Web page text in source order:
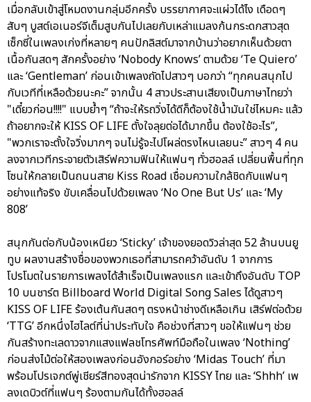
เมื่อกลับเข้าสู่โหมดงานกลุ่มอีกครั้ง บรรยากาศจะแผ่วได้ไง เดือดๆ
สับๆ บูสต์เอเนอร์จีเต็มสูบกันไปเลยกับเหล่าแมลงก้นกระดกสาวสุด
เซ็กซี่ในเพลงเก่งที่หลายๆ คนปักลิสต์มาจากบ้านว่าอยากเห็นด้วยตา
เนื้อกันสดๆ สักครั้งอย่าง ‘Nobody Knows’ ตามด้วย ‘Te Quiero’
และ ‘Gentleman’ ก่อนเข้าเพลงถัดไปสาวๆ บอกว่า “ทุกคนสนุกไป
กับเวทีที่เหลือด้วยนะคะ” จากนั้น 4 สาวประสานเสียงเป็นภาษาไทยว่า
"เดี๋ยวก่อน!!!!" แบบย้ำๆ “ถ้าจะให้รถวิ่งได้ดีก็ต้องใช้น้ำมันใช่ไหมคะ แล้ว
ถ้าอยากจะให้ KISS OF LIFE ตั้งใจลุยต่อได้มากขึ้น ต้องใช้อะไร”,
"พวกเราจะตั้งใจวิ่งมากๆ จนไม่รู้จะไปโผล่ตรงไหนเลยนะ” สาวๆ 4 คน
ลงจากเวทีกระจายตัวเสิร์ฟความฟินให้แฟนๆ ทั่วฮอลล์ เปลี่ยนพื้นที่ทุก
โซนให้กลายเป็นถนนสาย Kiss Road เชื่อมความใกล้ชิดกับแฟนๆ
อย่างแท้จริง ขับเคลื่อนไปด้วยเพลง ‘No One But Us’ และ ‘My
808’
สนุกกันต่อกับน้องเหนียว ‘Sticky’ เจ้าของยอดวิวล่าสุด 52 ล้านบนยู
ทูบ ผลงานสร้างชื่อของพวกเธอที่สามารถคว้าอันดับ 1 จากการ
โปรโมตในรายการเพลงได้สำเร็จเป็นเพลงแรก และเข้าถึงอันดับ TOP
10 บนชาร์ต Billboard World Digital Song Sales ได้ดูสาวๆ
KISS OF LIFE ร้องเต้นกันสดๆ ตรงหน้าช่างดีเหลือเกิน เสิร์ฟต่อด้วย
‘TTG’ อีกหนึ่งไฮไลต์ที่น่าประทับใจ คือช่วงที่สาวๆ ขอให้แฟนๆ ช่วย
กันสร้างทะเลดาวจากแสงแฟลชโทรศัพท์มือถือในเพลง ‘Nothing’
ก่อนส่งไม้ต่อให้สองเพลงก่อนอังกอร์อย่าง ‘Midas Touch’ ที่มา
พร้อมโปรเจกต์พู่เชียร์สีทองสุดน่ารักจาก KISSY ไทย และ ‘Shhh’ เพ
ลงเดบิวต์ที่แฟนๆ ร้องตามกันได้ทั้งฮอลล์